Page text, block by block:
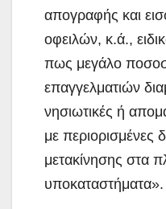
απογραφής και
οφειλών, κ.ά.,
πως μεγάλο
επαγγελματιών
νησιωτικές ή
με περιορισμένες
μετακίνησης στα
υποκαταστήματα».